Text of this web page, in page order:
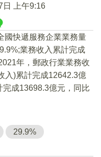
日 上午9:16
國快遞服務企業業務量
業務收入累計完成
年，郵政行業業務收
入)累計完成12642.3億
成13698.3億元，同比
29.9%